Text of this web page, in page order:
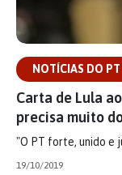
NOTÍCIAS DO PT
Carta de Lula
precisa muito
"O PT forte, unido e
19/10/2019